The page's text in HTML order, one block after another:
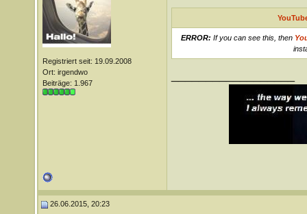
Registriert seit: 19.09.2008
Ort: irgendwo
Beiträge: 1.967
ERROR: If you can see this, then
26.06.2015, 20:23